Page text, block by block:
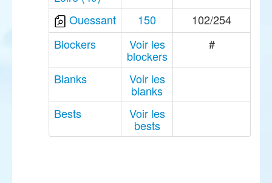
Ouessant
150
102/254
Blockers
Voir les
blockers
#
Blanks Voir les
blanks
Bests
Voir les
bests